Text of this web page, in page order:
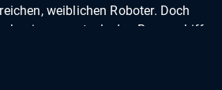
weiblichen Roboter. Doch
beginnen erst, als das Raumschiff
zusteuert: auf ein schwarzes